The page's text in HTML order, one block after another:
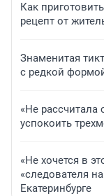
Как
рецепт от
Знаменитая
с редкой
«Не рассчитала
успокоить
«Не хочется в
«следователя
Екатеринбурге